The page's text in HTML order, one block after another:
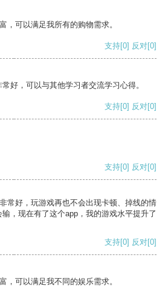
，可以满足我所有的购物需求。
支持[0] 反对[0]
好，可以与其他学习者交流学习心得。
支持[0] 反对[0]
支持[0] 反对[0]
常好，玩游戏再也不会出现卡顿、掉线的情
，现在有了这个app，我的游戏水平提升了
支持[0] 反对[0]
，可以满足我不同的娱乐需求。